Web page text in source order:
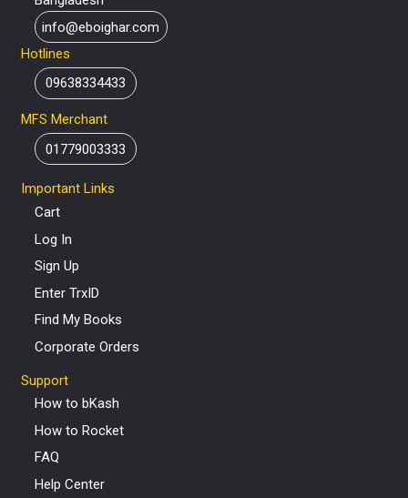
info@eboighar.com
Hotlines
09638334433
MFS Merchant
01779003333
Important Links
Cart
Log In
Sign Up
Enter TrxID
Find My Books
Corporate Orders
Support
How to bKash
How to Rocket
FAQ
Help Center